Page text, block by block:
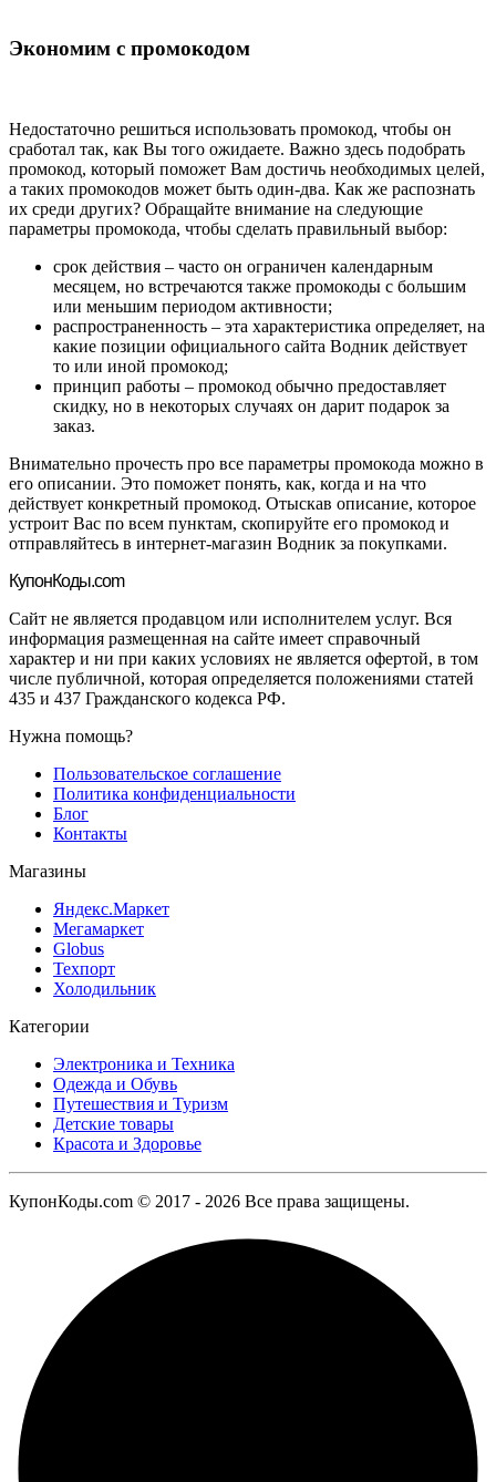
Экономим с промокодом
Недостаточно решиться использовать промокод, чтобы он
сработал так, как Вы того ожидаете. Важно здесь подобрать
промокод, который поможет Вам достичь необходимых целей,
а таких промокодов может быть один-два. Как же распознать
их среди других? Обращайте внимание на следующие
параметры промокода, чтобы сделать правильный выбор:
срок действия – часто он ограничен календарным
месяцем, но встречаются также промокоды с большим
или меньшим периодом активности;
распространенность – эта характеристика определяет, на
какие позиции официального сайта Водник действует
то или иной промокод;
принцип работы – промокод обычно предоставляет
скидку, но в некоторых случаях он дарит подарок за
заказ.
Внимательно прочесть про все параметры промокода можно в
его описании. Это поможет понять, как, когда и на что
действует конкретный промокод. Отыскав описание, которое
устроит Вас по всем пунктам, скопируйте его промокод и
отправляйтесь в интернет-магазин Водник за покупками.
КупонКоды.com
Сайт не является продавцом или исполнителем услуг. Вся
информация размещенная на сайте имеет справочный
характер и ни при каких условиях не является офертой, в том
числе публичной, которая определяется положениями статей
435 и 437 Гражданского кодекса РФ.
Нужна помощь?
Пользовательское соглашение
Политика конфиденциальности
Блог
Контакты
Магазины
Яндекс.Маркет
Мегамаркет
Globus
Техпорт
Холодильник
Категории
Электроника и Техника
Одежда и Обувь
Путешествия и Туризм
Детские товары
Красота и Здоровье
КупонКоды.com © 2017 - 2026 Все права защищены.